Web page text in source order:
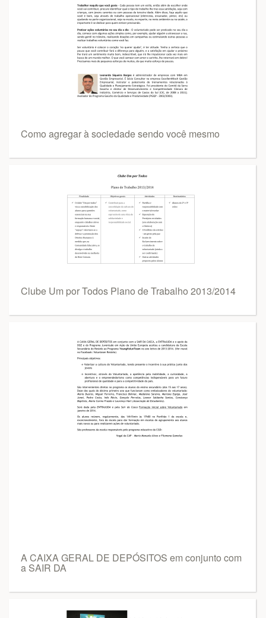
Como agregar à sociedade sendo você mesmo
Clube Um por Todos Plano de Trabalho 2013/2014
A CAIXA GERAL DE DEPÓSITOS em conjunto com
a SAIR DA